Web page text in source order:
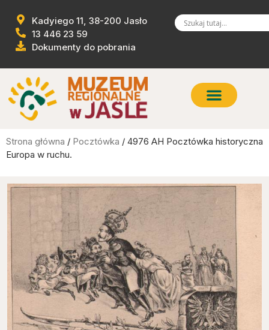
Kadyiego 11, 38-200 Jasło
13 446 23 59
Dokumenty do pobrania
Strona główna / Pocztówka / 4976 AH Pocztówka historyczna
Europa w ruchu.